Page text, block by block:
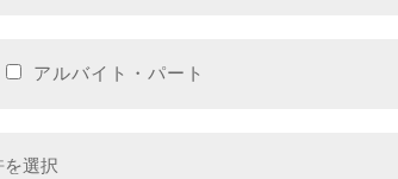
アルバイト・パート